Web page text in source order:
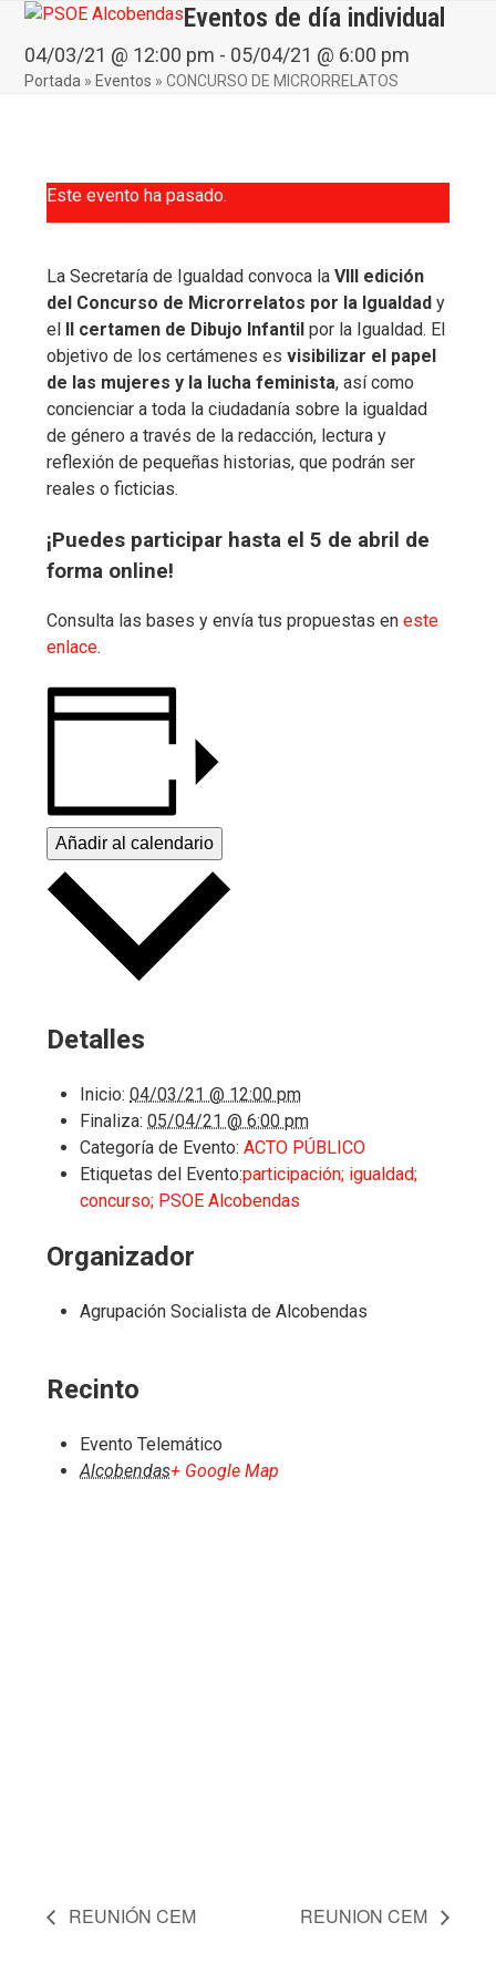
Skip
content
Open
mobile
menu
Close
mobile
menu
Eventos de día individual
04/03/21 @ 12:00 pm - 05/04/21 @ 6:00 pm
Portada » Eventos »CONCURSO DE MICRORRELATOS
Este evento ha pasado.
La Secretaría de Igualdad convoca la VIII edición
del Concurso de Microrrelatos por la Igualdad y
el II certamen de Dibujo Infantil por la Igualdad. El
objetivo de los certámenes esvisibilizar el papel
de las mujeres y la lucha feminista, así como
concienciar a toda la ciudadanía sobre la igualdad
de género a través de la redacción, lectura y
reflexión de pequeñas historias, que podrán ser
reales o ficticias.
¡Puedes participar hasta el 5 de abril de
forma online!
Consulta las bases y envía tus propuestas eneste
enlace.
Añadir al calendario
Detalles
Inicio: 04/03/21 @ 12:00 pm
Finaliza: 05/04/21 @ 6:00 pm
Categoría de Evento: ACTO PÚBLICO
Etiquetas del Evento:participación; igualdad;
concurso; PSOE Alcobendas
Organizador
Agrupación Socialista de Alcobendas
Recinto
Evento Telemático
Alcobendas+ Google Map
REUNIÓN CEM REUNION CEM